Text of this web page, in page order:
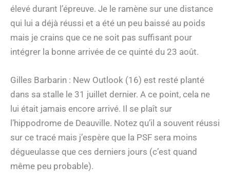
élevé durant l’épreuve. Je le ramène sur une distance
qui lui a déjà réussi et a été un peu baissé au poids
mais je crains que ce ne soit pas suffisant pour
intégrer la bonne arrivée de ce quinté du 23 août.
Gilles Barbarin : New Outlook (16) est resté planté
dans sa stalle le 31 juillet dernier. A ce point, cela ne
lui était jamais encore arrivé. Il se plaît sur
l’hippodrome de Deauville. Notez qu’il a souvent réussi
sur ce tracé mais j’espère que la PSF sera moins
dégueulasse que ces derniers jours (c’est quand
même peu probable).